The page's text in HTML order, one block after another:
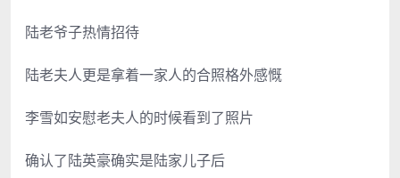
陆老爷子热情招待
陆老夫人更是拿着一家人的合照格外感慨
李雪如安慰老夫人的时候看到了照片
确认了陆英豪确实是陆家儿子后